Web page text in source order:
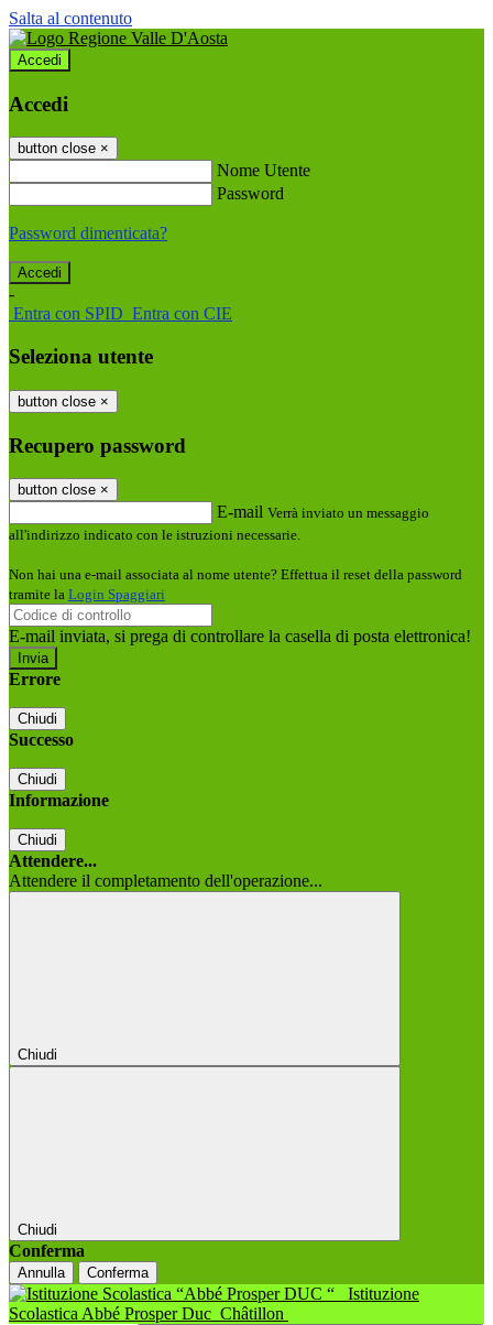
Salta al contenuto
Accedi
Accedi
button close ×
Nome Utente
Password
Password dimenticata?
-
Entra con SPID Entra con CIE
Seleziona utente
button close ×
Recupero password
button close ×
E-mail Verrà inviato un messaggio
all'indirizzo indicato con le istruzioni necessarie.
Non hai una e-mail associata al nome utente? Effettua il reset della password
tramite la Login Spaggiari
E-mail inviata, si prega di controllare la casella di posta elettronica!
Errore
Chiudi
Successo
Chiudi
Informazione
Chiudi
Attendere...
Attendere il completamento dell'operazione...
Chiudi
Chiudi
Conferma
Annulla Conferma
Istituzione
Scolastica Abbé Prosper Duc Châtillon